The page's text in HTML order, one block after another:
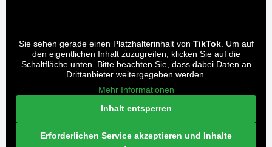
Sie sehen gerade einen Platzhalterinhalt von TikTok. Um auf
den eigentlichen Inhalt zuzugreifen, klicken Sie auf die
Schaltfläche unten. Bitte beachten Sie, dass dabei Daten an
Drittanbieter weitergegeben werden.
Mehr Informationen
Inhalt entsperren
Erforderlichen Service akzeptieren und Inhalte